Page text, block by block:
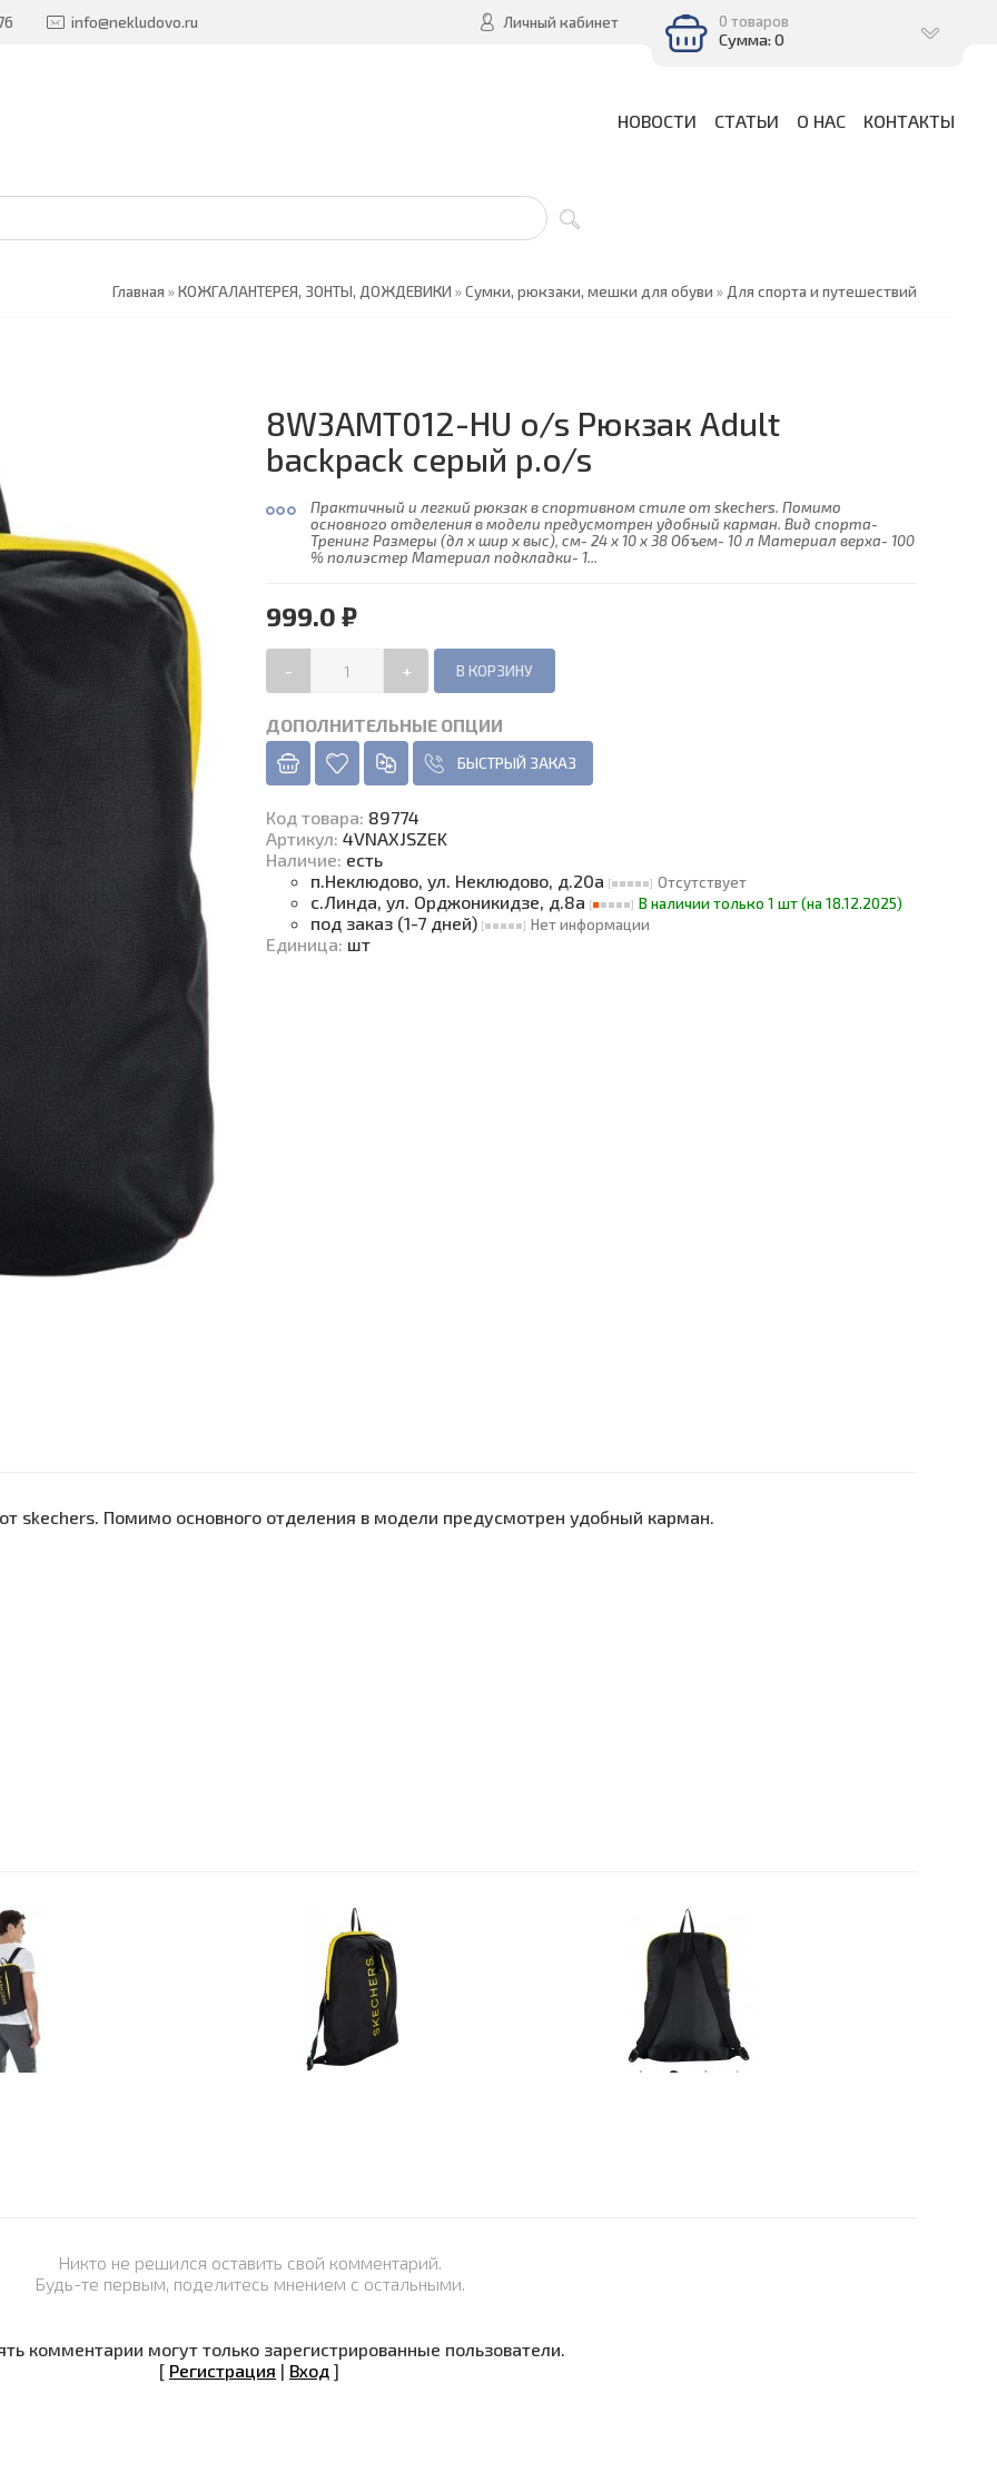
info@nekludovo.ru Личный кабинет 0 товаров
Сумма: 0
НОВОСТИ СТАТЬИ О НАС КОНТАКТЫ
Главная »КОЖГАЛАНТЕРЕЯ, ЗОНТЫ, ДОЖДЕВИКИ »Сумки, рюкзаки, мешки для обуви » Для спорта и путешествий
8W3AMT012-HU o/s Рюкзак Adult
backpack серый р.o/s
Практичный и легкий рюкзак в спортивном стиле от skechers. Помимо
основного отделения в модели предусмотрен удобный карман. Вид спорта-
Тренинг Размеры (дл х шир х выс), см- 24 х 10 х 38 Объем- 10 л Материал верха- 100
% полиэстер Материал подкладки- 1...
999.0 ₽
- +
ДОПОЛНИТЕЛЬНЫЕ ОПЦИИ
БЫСТРЫЙ ЗАКАЗ
Код товара: 89774
Артикул: 4VNAXJSZEK
Наличие: есть
п.Неклюдово, ул. Неклюдово, д.20а
Отсутствует
с.Линда, ул. Орджоникидзе, д.8а В наличии только 1 шт (на 18.12.2025)
под заказ (1-7 дней) Нет информации
Единица: шт
skechers. Помимо основного отделения в модели предусмотрен удобный карман.
Никто не решился оставить свой комментарий.
Будь-те первым, поделитесь мнением с остальными.
комментарии могут только зарегистрированные пользователи.
[ Регистрация | Вход ]